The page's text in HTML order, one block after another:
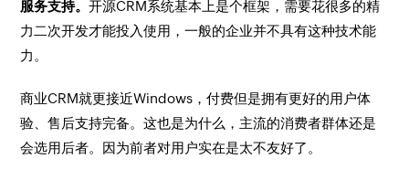
服务支持。开源CRM系统基本上是个框架，需要花很多的精
力二次开发才能投入使用，一般的企业并不具有这种技术能
力。
商业CRM就更接近Windows，付费但是拥有更好的用户体
验、售后支持完备。这也是为什么，主流的消费者群体还是
会选用后者。因为前者对用户实在是太不友好了。